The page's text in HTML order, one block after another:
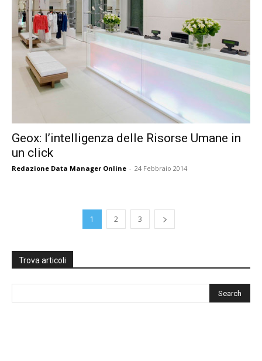
Geox: l’intelligenza delle Risorse Umane in
un click
Redazione Data Manager Online - 24 Febbraio 2014
1 2 3
Trova articoli